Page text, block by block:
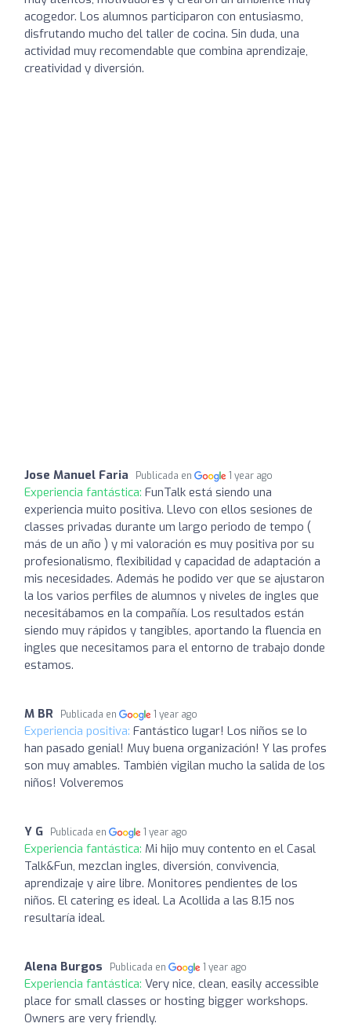
acogedor. Los alumnos participaron con entusiasmo,
disfrutando mucho del taller de cocina. Sin duda, una
actividad muy recomendable que combina aprendizaje,
creatividad y diversión.
Jose Manuel Faria Publicada en 1 year ago
Experiencia fantástica: FunTalk está siendo una
experiencia muito positiva. Llevo con ellos sesiones de
classes privadas durante um largo periodo de tempo (
más de un año ) y mi valoración es muy positiva por su
profesionalismo, flexibilidad y capacidad de adaptación a
mis necesidades. Además he podido ver que se ajustaron
la los varios perfiles de alumnos y niveles de ingles que
necesitábamos en la compañía. Los resultados están
siendo muy rápidos y tangibles, aportando la fluencia en
ingles que necesitamos para el entorno de trabajo donde
estamos.
M BR Publicada en 1 year ago
Experiencia positiva: Fantástico lugar! Los niños se lo
han pasado genial! Muy buena organización! Y las profes
son muy amables. También vigilan mucho la salida de los
niños! Volveremos
Y G Publicada en 1 year ago
Experiencia fantástica: Mi hijo muy contento en el Casal
Talk&Fun, mezclan ingles, diversión, convivencia,
aprendizaje y aire libre. Monitores pendientes de los
niños. El catering es ideal. La Acollida a las 8.15 nos
resultaría ideal.
Alena Burgos Publicada en 1 year ago
Experiencia fantástica: Very nice, clean, easily accessible
place for small classes or hosting bigger workshops.
Owners are very friendly.